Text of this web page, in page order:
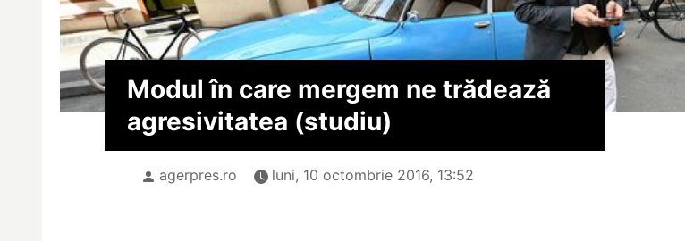
Modul în care mergem ne trădează
agresivitatea (studiu)
agerpres.ro luni, 10 octombrie 2016, 13:52